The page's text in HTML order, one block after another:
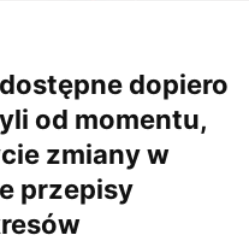
dopiero
od momentu,
zmiany w
przepisy